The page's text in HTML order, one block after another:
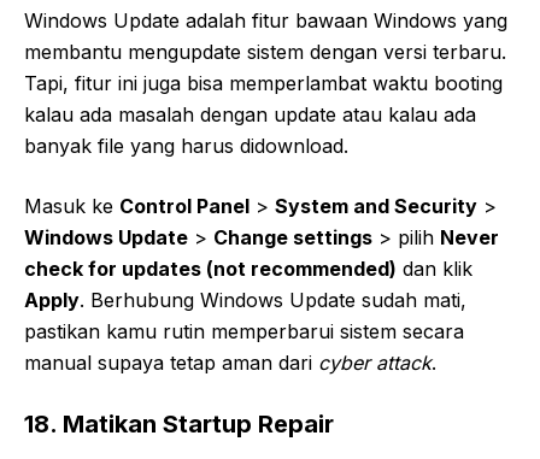
Windows Update adalah fitur bawaan Windows yang
membantu mengupdate sistem dengan versi terbaru.
Tapi, fitur ini juga bisa memperlambat waktu booting
kalau ada masalah dengan update atau kalau ada
banyak file yang harus didownload.
Masuk ke Control Panel > System and Security >
Windows Update > Change settings > pilih Never
check for updates (not recommended) dan klik
Apply. Berhubung Windows Update sudah mati,
pastikan kamu rutin memperbarui sistem secara
manual supaya tetap aman dari cyber attack.
18. Matikan Startup Repair